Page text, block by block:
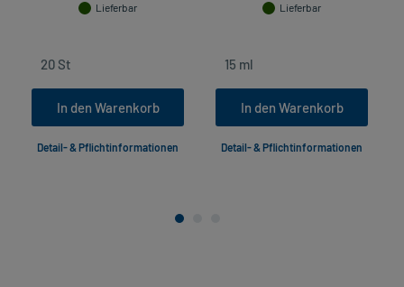
Lieferbar
In den Warenkorb
Detail- & Pflichtinformationen
Lieferbar
In den Warenkorb
Detail- & Pflichtinformationen